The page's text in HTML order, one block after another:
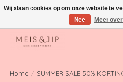
Gratis verzending in NL vanaf €150
Home / SUMMER SALE 50%
Wij slaan cookies op om onze website te
Nee
Meer